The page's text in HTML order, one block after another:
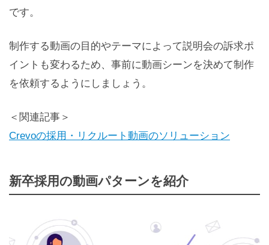
です。
制作する動画の目的やテーマによって説明会の訴求ポ
イントも変わるため、事前に動画シーンを決めて制作
を依頼するようにしましょう。
＜関連記事＞
Crevoの採用・リクルート動画のソリューション
新卒採用の動画パターンを紹介